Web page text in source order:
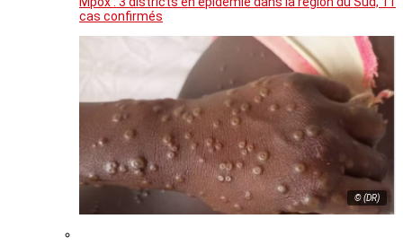
cas confirmés
© (DR)